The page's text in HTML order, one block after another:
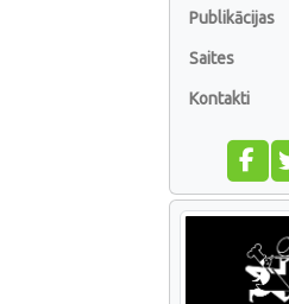
Publikācijas
Saites
Kontakti